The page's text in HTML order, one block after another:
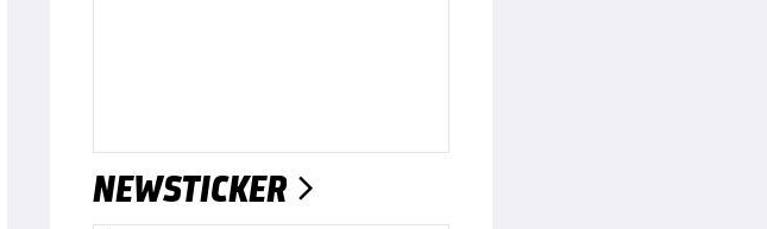
NEWSTICKER 